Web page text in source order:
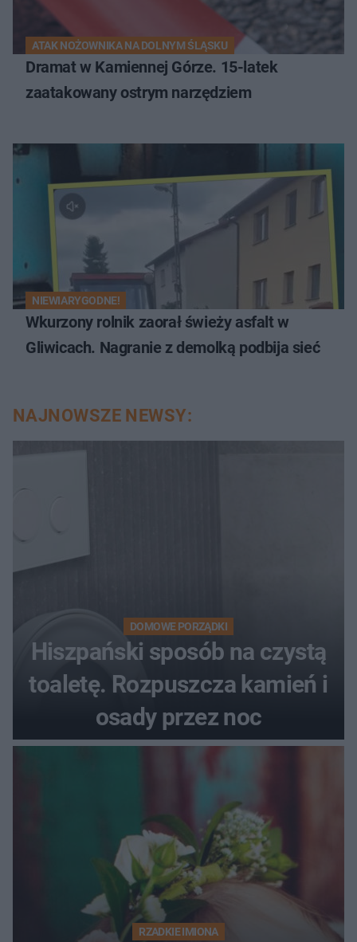
ATAK NOŻOWNIKA NA DOLNYM ŚLĄSKU
Dramat w Kamiennej Górze. 15-latek
zaatakowany ostrym narzędziem
NIEWIARYGODNE!
Wkurzony rolnik zaorał świeży asfalt w
Gliwicach. Nagranie z demolką podbija sieć
NAJNOWSZE NEWSY:
DOMOWE PORZĄDKI
Hiszpański sposób na czystą
toaletę. Rozpuszcza kamień i
osady przez noc
RZADKIE IMIONA